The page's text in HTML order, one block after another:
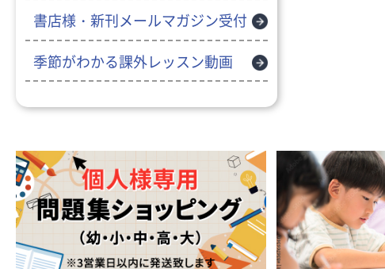
書店様・新刊メールマガジン受付
季節がわかる課外レッスン動画